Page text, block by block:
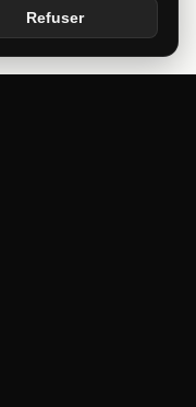
Refuser